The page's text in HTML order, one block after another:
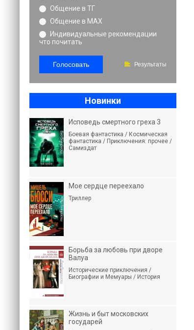
Общение в ТГ
Общение в MAX
Индивидуальные рекомендации
что почитать
Голосовать Результаты
Новинки
Исповедь смертного греха 3
Боевая фантастика / Космическая
фантастика / Приключения: прочее /
Самиздат
Мое сердце переехало
Триллер
Борьба за любовь при дворе
Валуа
Исторические приключения /
Биографии и Мемуары / История
Жизнь и быт московских
государей